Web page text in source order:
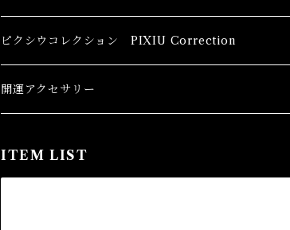
健康運 Health
金運 Money
恋愛 Love
金運 Money
キャンドル Candles
恋愛 Love
自己実現 Self-Realization
線香 Stick Incense
仕事
金運 Money
初心者向け For The Beginners
中級者向け
ピクシウコレクション PIXIU Correction
開運アクセサリー
ITEM LIST